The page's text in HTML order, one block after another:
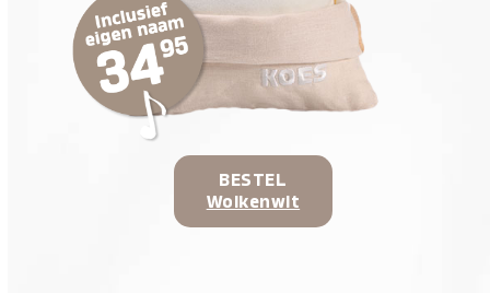
BESTEL
Wolkenwit